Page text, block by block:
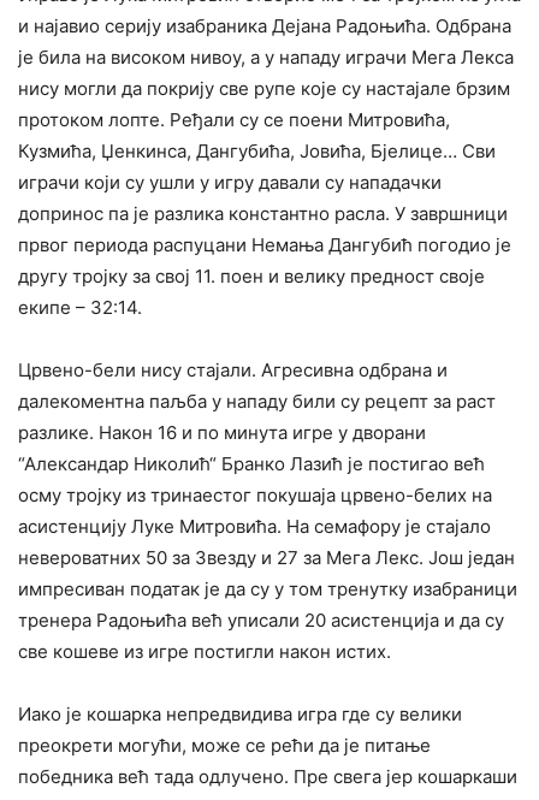
и најавио серију изабраника Дејана Радоњића. Одбрана
је била на високом нивоу, а у нападу играчи Мега Лекса
нису могли да покрију све рупе које су настајале брзим
протоком лопте. Ређали су се поени Митровића,
Кузмића, Џенкинса, Дангубића, Јовића, Бјелице… Сви
играчи који су ушли у игру давали су нападачки
допринос па је разлика константно расла. У завршници
првог периода распуцани Немања Дангубић погодио је
другу тројку за свој 11. поен и велику предност своје
екипе – 32:14.
Црвено-бели нису стајали. Агресивна одбрана и
далекоментна паљба у нападу били су рецепт за раст
разлике. Након 16 и по минута игре у дворани
“Александар Николић“ Бранко Лазић је постигао већ
осму тројку из тринаестог покушаја црвено-белих на
асистенцију Луке Митровића. На семафору је стајало
невероватних 50 за Звезду и 27 за Мега Лекс. Још један
импресиван податак је да су у том тренутку изабраници
тренера Радоњића већ уписали 20 асистенција и да су
све кошеве из игре постигли након истих.
Иако је кошарка непредвидива игра где су велики
преокрети могући, може се рећи да је питање
победника већ тада одлучено. Пре свега јер кошаркаши